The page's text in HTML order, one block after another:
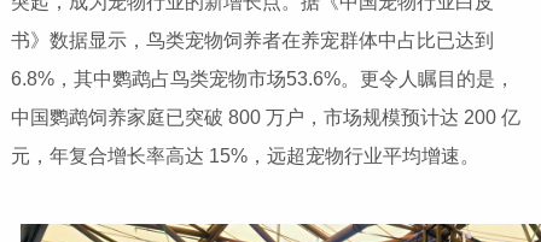
书》数据显示，鸟类宠物饲养者在养宠群体中占比已达到
6.8%，其中鹦鹉占鸟类宠物市场53.6%。更令人瞩目的是，
中国鹦鹉饲养家庭已突破 800 万户，市场规模预计达 200 亿
元，年复合增长率高达 15%，远超宠物行业平均增速。